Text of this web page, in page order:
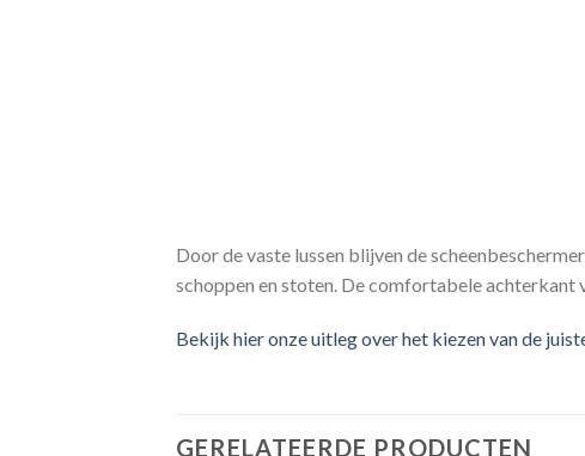
Door de vaste lussen blijven de
schoppen en stoten. De comfortabele achterkant
Bekijk hier onze uitleg over het kiezen van de
GERELATEERDE PRODUCTEN